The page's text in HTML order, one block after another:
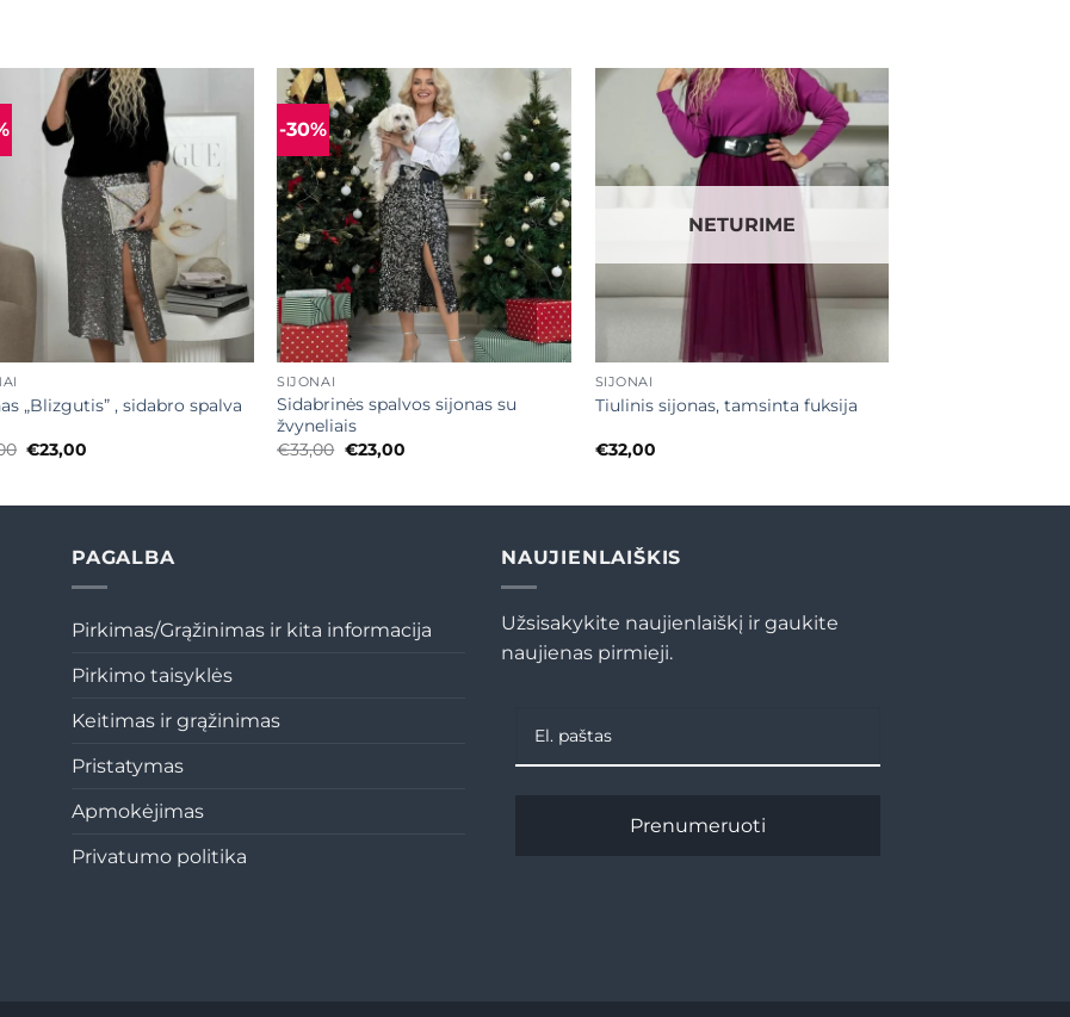
Mėgstamiausias
„Blizgutis” , sidabro spalva
Original
price
€23,00
-30% Mėgstamiausias
+
SIJONAI
Sidabrinės spalvos sijonas su
žvyneliais
€33,00 Original
price
€23,00Current
Mėgstamiausias
NETURIME
SIJONAI
Tiulinis sijonas, tamsinta fuksija
€32,00
PAGALBA
Pirkimas/Grąžinimas ir kita informacija
Pirkimo taisyklės
Keitimas ir grąžinimas
Pristatymas
Apmokėjimas
Privatumo politika
NAUJIENLAIŠKIS
Užsisakykite naujienlaiškį ir gaukite
naujienas pirmieji.
Prenumeruoti